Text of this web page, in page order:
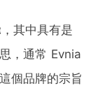
其中具有是
，通常 Evnia
個品牌的宗旨